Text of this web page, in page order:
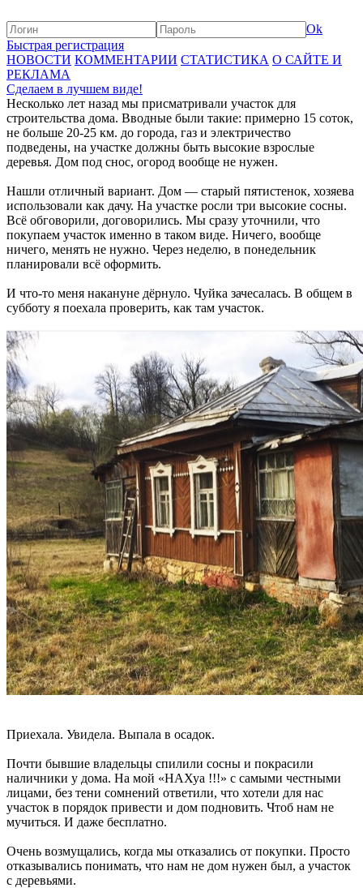
Ok
Быстрая регистрация
НОВОСТИ КОММЕНТАРИИ СТАТИСТИКА О САЙТЕ И
РЕКЛАМА
Сделаем в лучшем виде!
Несколько лет назад мы присматривали участок для
строительства дома. Вводные были такие: примерно 15 соток,
не больше 20-25 км. до города, газ и электричество
подведены, на участке должны быть высокие взрослые
деревья. Дом под снос, огород вообще не нужен.
Нашли отличный вариант. Дом — старый пятистенок, хозяева
использовали как дачу. На участке росли три высокие сосны.
Всё обговорили, договорились. Мы сразу уточнили, что
покупаем участок именно в таком виде. Ничего, вообще
ничего, менять не нужно. Через неделю, в понедельник
планировали всё оформить.
И что-то меня накануне дёрнуло. Чуйка зачесалась. В общем в
субботу я поехала проверить, как там участок.
Приехала. Увидела. Выпала в осадок.
Почти бывшие владельцы спилили сосны и покрасили
наличники у дома. На мой «НАХуа !!!» с самыми честными
лицами, без тени сомнений ответили, что хотели для нас
участок в порядок привести и дом подновить. Чтоб нам не
мучиться. И даже бесплатно.
Очень возмущались, когда мы отказались от покупки. Просто
отказывались понимать, что нам не дом нужен был, а участок
с деревьями.